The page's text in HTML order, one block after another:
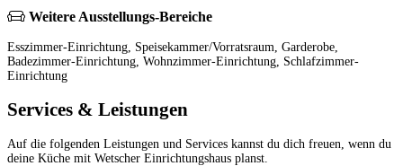
Weitere Ausstellungs-Bereiche
Esszimmer-Einrichtung, Speisekammer/Vorratsraum, Garderobe,
Badezimmer-Einrichtung, Wohnzimmer-Einrichtung, Schlafzimmer-
Einrichtung
Services & Leistungen
Auf die folgenden Leistungen und Services kannst du dich freuen, wenn du
deine Küche mit Wetscher Einrichtungshaus planst.